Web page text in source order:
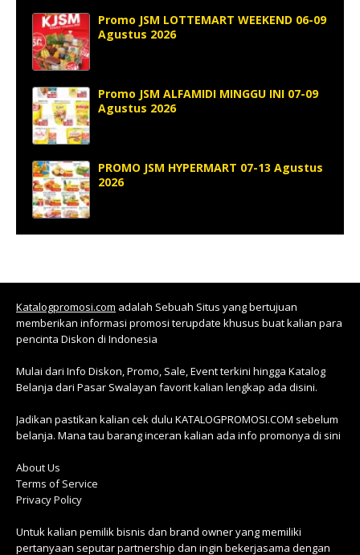
Promo JSM LOTTEMART WEEKEND 06-09
Agustus 2026
Promo JSM ALFAMIDI MINGGU INI 07-09
Agustus 2026
PROMO JSM HYPERMART 07-13 Agustus
2026
Katalogpromosi.com adalah Sebuah Situs yang bertujuan
memberikan informasi promosi terupdate khusus buat kalian para
pencinta Diskon di Indonesia
Mulai dari Info Diskon, Promo, Sale, Event terkini hingga Katalog
Belanja dari Pasar Swalayan favorit kalian lengkap ada disini.
Jadikan pastikan kalian cek dulu KATALOGPROMOSI.COM sebelum
belanja. Mana tau barang inceran kalian ada info promonya di sini
About Us
Terms of Service
Privacy Policy
Untuk kalian pemilik bisnis dan brand owner yang memiliki
pertanyaan seputar partnership dan ingin bekerjasama dengan